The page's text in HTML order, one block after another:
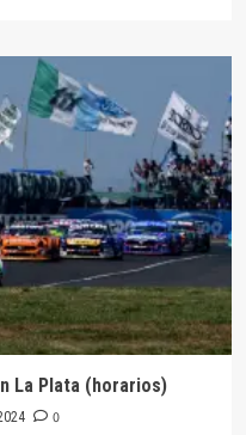
La Plata (horarios)
0